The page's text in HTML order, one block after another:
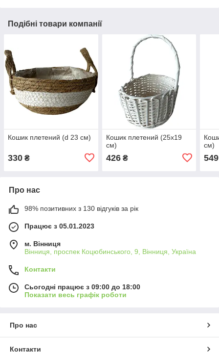
Подібні товари компанії
Кошик плетений (d 23 см)
330 ₴
Кошик плетений (25х19
см)
426₴
см)
549
Про нас
98% позитивних з 130 відгуків за рік
Працює з 05.01.2023
м. Вінниця
Вінниця, проспек Коцюбинського, 9, Вінниця, Україна
Контакти
Сьогодні працює з 09:00 до 18:00
Показати весь графік роботи
Про нас
Контакти